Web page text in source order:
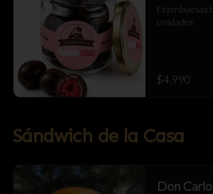
Frambuesas
unidades
$4.990
Sándwich de la Casa
Don